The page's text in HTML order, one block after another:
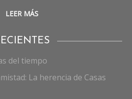
LEER MÁS
del tiempo
La herencia de Casas